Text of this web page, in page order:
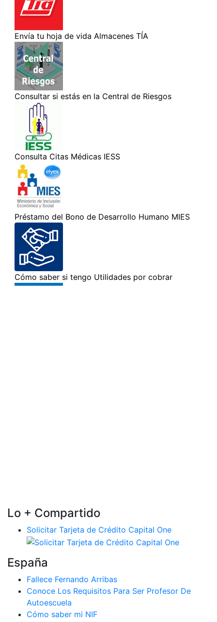
Lo + Compartido
Solicitar Tarjeta de Crédito Capital One
España
Fallece Fernando Arribas
Conoce Los Requisitos Para Ser Profesor De
Autoescuela
Cómo saber mi NIF